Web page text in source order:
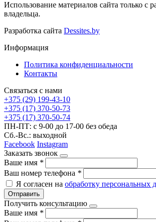
Использование материалов сайта только с
владельца.
Разработка сайта Dessites.by
Информация
Политика конфиденциальности
Контакты
Связаться с нами
+375 (29) 199-43-10
+375 (17) 370-50-73
+375 (17) 370-50-74
ПН-ПТ: с 9-00 до 17-00 без обеда
Сб.-Вс.: выходной
Facebook Instagram
Заказать звонок
Ваше имя *
Ваш номер телефона *
Я согласен на обработку персональных
Отправить
Получить консультацию
Ваше имя *